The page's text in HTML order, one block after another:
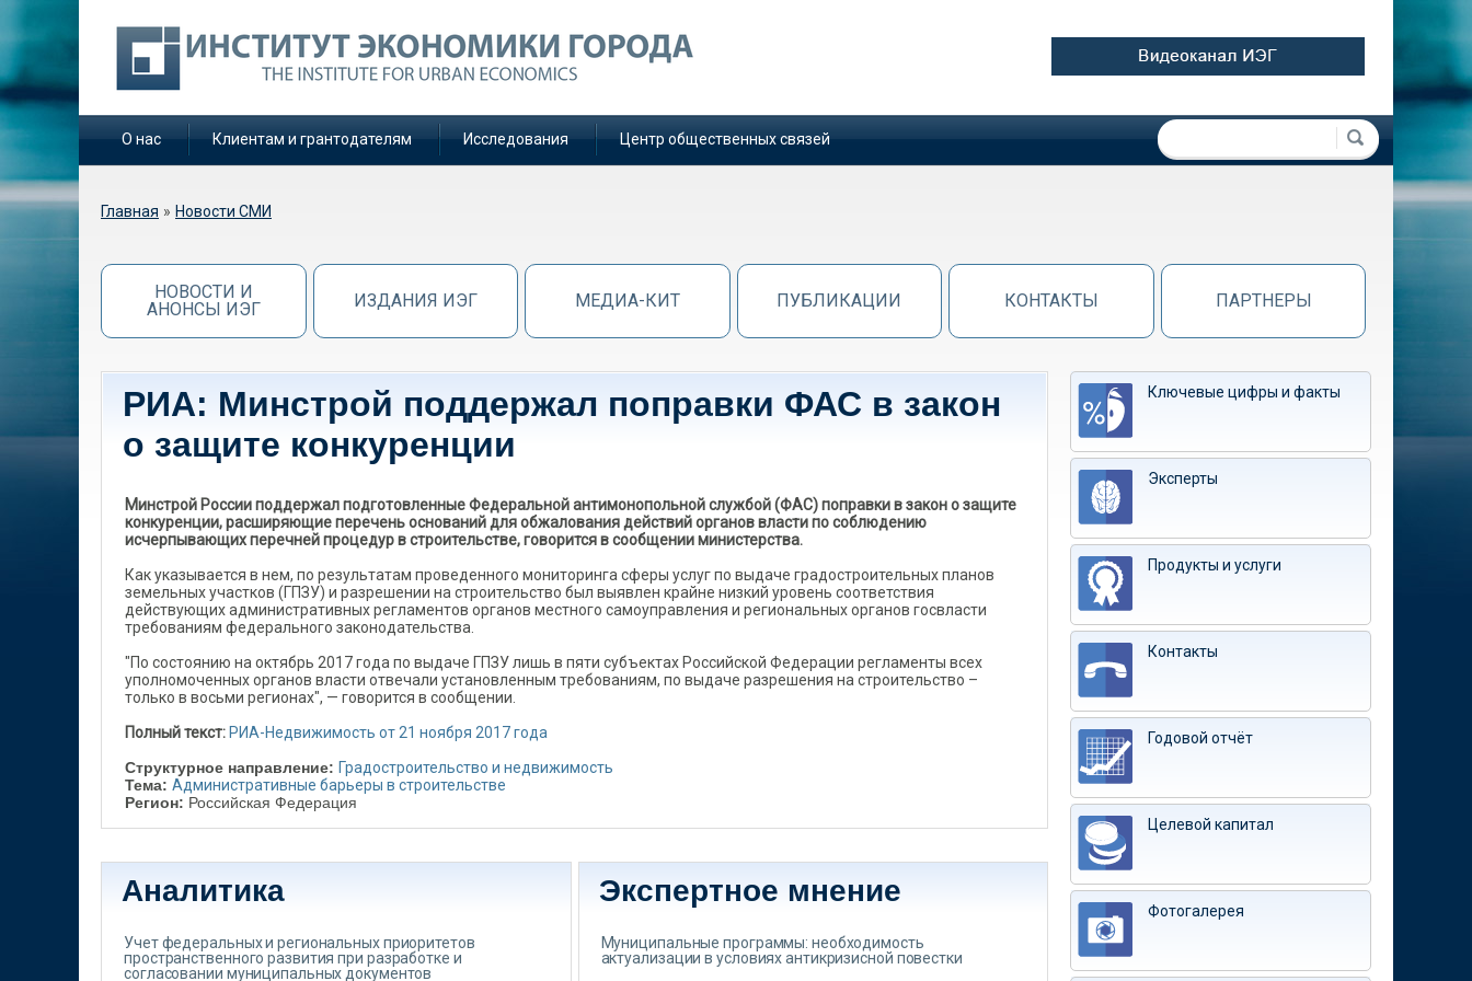
О нас Клиентам и грантодателям Исследования Центр общественных связей Форма поиска
Поиск
Вы здесь
Главная » Новости СМИ
НОВОСТИ И
АНОНСЫ ИЭГ
ИЗДАНИЯ ИЭГ МЕДИА-КИТ ПУБЛИКАЦИИ КОНТАКТЫ ПАРТНЕРЫ
РИА: Минстрой поддержал поправки ФАС в закон
о защите конкуренции
Минстрой России поддержал подготовленные Федеральной антимонопольной службой (ФАС) поправки в закон о защите
конкуренции, расширяющие перечень оснований для обжалования действий органов власти по соблюдению
исчерпывающих перечней процедур в строительстве, говорится в сообщении министерства.
Как указывается в нем, по результатам проведенного мониторинга сферы услуг по выдаче градостроительных планов
земельных участков (ГПЗУ) и разрешении на строительство был выявлен крайне низкий уровень соответствия
действующих административных регламентов органов местного самоуправления и региональных органов госвласти
требованиям федерального законодательства.
"По состоянию на октябрь 2017 года по выдаче ГПЗУ лишь в пяти субъектах Российской Федерации регламенты всех
уполномоченных органов власти отвечали установленным требованиям, по выдаче разрешения на строительство –
только в восьми регионах", — говорится в сообщении.
Полный текст: РИА-Недвижимость от 21 ноября 2017 года
Структурное направление: Градостроительство и недвижимость
Тема: Административные барьеры в строительстве
Регион: Российская Федерация
Аналитика
Учет федеральных и региональных приоритетов
пространственного развития при разработке и
согласовании муниципальных документов
Экспертное мнение
Муниципальные программы: необходимость
актуализации в условиях антикризисной повестки
Ключевые цифры и факты
Эксперты
Продукты и услуги
Контакты
Годовой отчёт
Целевой капитал
Фотогалерея